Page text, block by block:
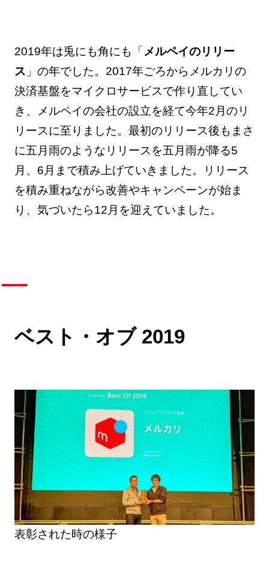
2019年は兎にも角にも「 メルペイのリリー
ス 」の年でした。2017年ごろからメルカリの
決済基盤をマイクロサービスで作り直してい
き、メルペイの会社の設立を経て今年2月のリ
リースに至りました。最初のリリース後もまさ
に五月雨のようなリリースを五月雨が降る5
月、6月まで積み上げていきました。リリース
を積み重ねながら改善やキャンペーンが始ま
り、気づいたら12月を迎えていました。
ベスト・オブ 2019
表彰された時の様子